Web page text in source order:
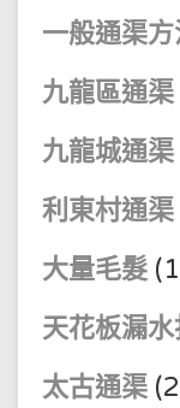
一般通渠方
九龍區通渠
九龍城通渠
利東村通渠
大量毛髮
天花板漏
太古通渠